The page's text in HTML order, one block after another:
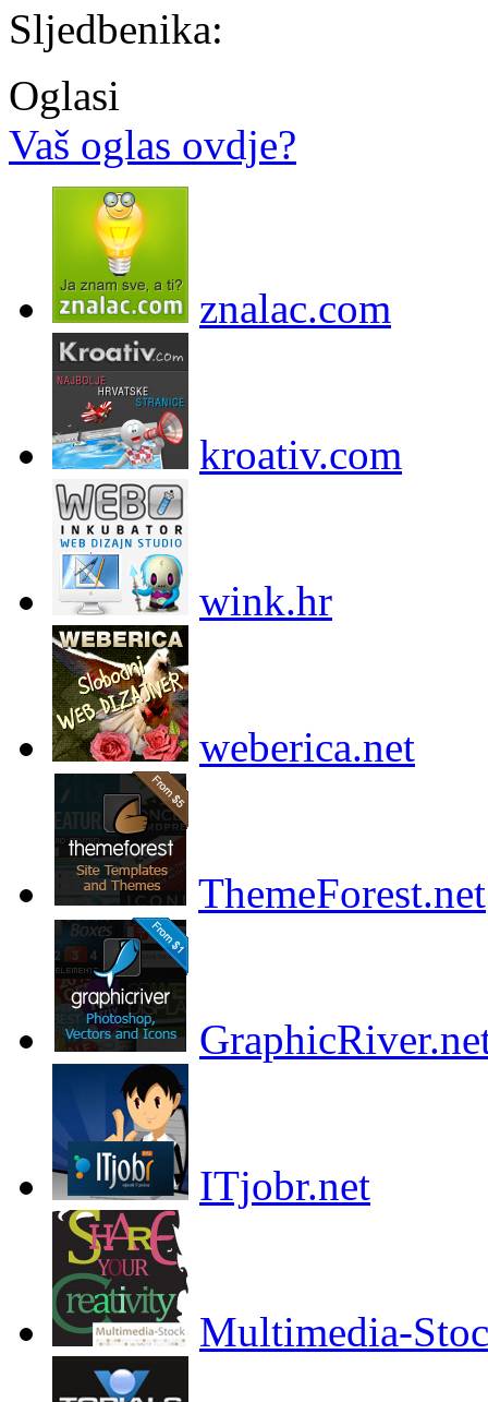
Sljedbenika:
Oglasi
Vaš oglas ovdje?
znalac.com
kroativ.com
wink.hr
weberica.net
ThemeForest.net
ITjobr.net
Multimedia-